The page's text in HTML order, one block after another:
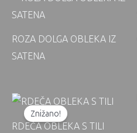
ROZA DOLGA OBLEKA IZ
SATENA
Znižano!
RDEČA OBLEKA S TILI